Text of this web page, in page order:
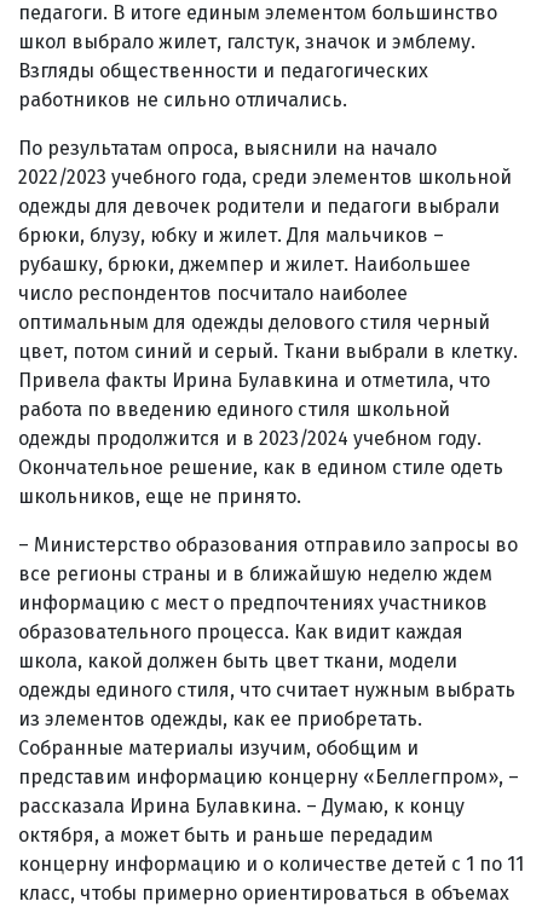
педагоги. В итоге единым элементом большинство
школ выбрало жилет, галстук, значок и эмблему.
Взгляды общественности и педагогических
работников не сильно отличались.
По результатам опроса, выяснили на начало
2022/2023 учебного года, среди элементов школьной
одежды для девочек родители и педагоги выбрали
брюки, блузу, юбку и жилет. Для мальчиков –
рубашку, брюки, джемпер и жилет. Наибольшее
число респондентов посчитало наиболее
оптимальным для одежды делового стиля черный
цвет, потом синий и серый. Ткани выбрали в клетку.
Привела факты Ирина Булавкина и отметила, что
работа по введению единого стиля школьной
одежды продолжится и в 2023/2024 учебном году.
Окончательное решение, как в едином стиле одеть
школьников, еще не принято.
– Министерство образования отправило запросы во
все регионы страны и в ближайшую неделю ждем
информацию с мест о предпочтениях участников
образовательного процесса. Как видит каждая
школа, какой должен быть цвет ткани, модели
одежды единого стиля, что считает нужным выбрать
из элементов одежды, как ее приобретать.
Собранные материалы изучим, обобщим и
представим информацию концерну «Беллегпром», –
рассказала Ирина Булавкина. – Думаю, к концу
октября, а может быть и раньше передадим
концерну информацию и о количестве детей с 1 по 11
класс, чтобы примерно ориентироваться в объемах